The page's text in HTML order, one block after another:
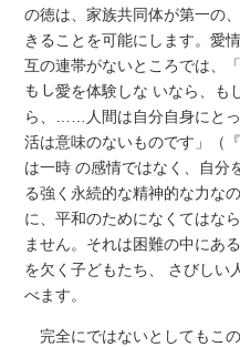
の徳は、家族共同体が第一の
きることを可能にします。愛
互の連帯がないところでは、
もし愛を体験しな いなら、も
ら、……人間は自分自身にと
活は意味のないものです」（
は一時 の感情ではなく、自分
る強く永続的な精神的な力な
に、平和のためになくてはな
ません。それは困難の中にあ
を欠く子どもたち、 さびしい
べます。
完全にではないとしてもこ